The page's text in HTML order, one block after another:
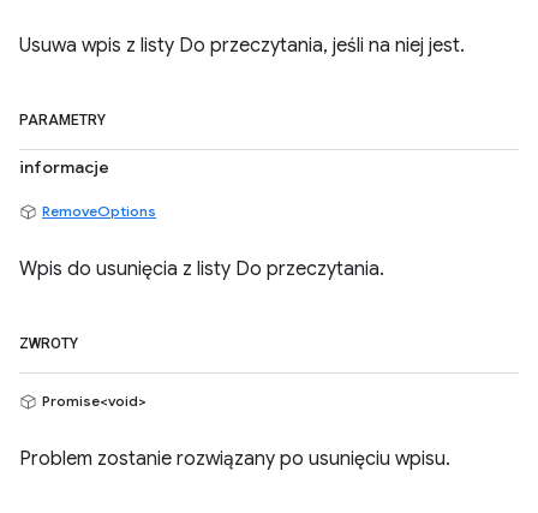
Usuwa wpis z listy Do przeczytania, jeśli na niej jest.
PARAMETRY
informacje
RemoveOptions
Wpis do usunięcia z listy Do przeczytania.
ZWROTY
Promise<void>
Problem zostanie rozwiązany po usunięciu wpisu.